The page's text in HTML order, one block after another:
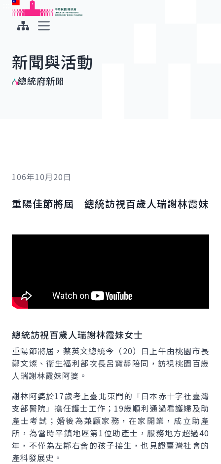
跳到主要內容
中華民國總統府
新聞與活動
總統府新聞
106年10月20日
重陽佳節將屆 總統訪視百歲人瑞謝林霞妹
總統訪視百歲人瑞謝林霞妹女士
重陽節將屆，蔡英文總統今（20）日上午由桃園市長
鄭文燦、衛生福利部次長呂寶靜陪同，訪視桃園百歲
人瑞謝林霞妹阿婆。
謝林阿婆於17歲考上臺北東門的「日本赤十字社臺灣
支部醫院」擔任護士工作；19歲順利通過看護婦及助
產士考試；婚後為兼顧家務，在家開業，成立助產
所，為當時平鎮地區第1位助產士，服務地方超過40
年，不僅為左鄰右舍的孩子接生，也見證臺灣社會的
產科發展史。